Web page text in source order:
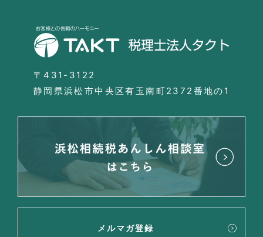
〒431-3122
静岡県浜松市中央区有玉南町2372番地の1
メルマガ登録